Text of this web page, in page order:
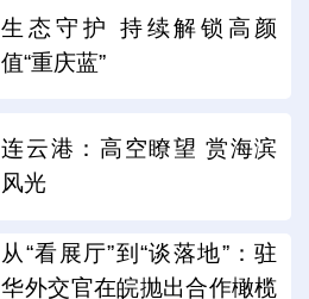
生态守护 持续解锁高颜
值“重庆蓝”
连云港：高空瞭望 赏海滨
风光
从“看展厅”到“谈落地”：驻
华外交官在皖抛出合作橄榄